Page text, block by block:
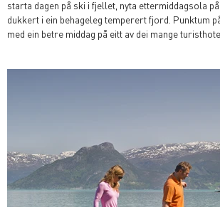
starta dagen på ski i fjellet, nyta ettermiddagsola
dukkert i ein behageleg temperert fjord. Punktum
med ein betre middag på eitt av dei mange